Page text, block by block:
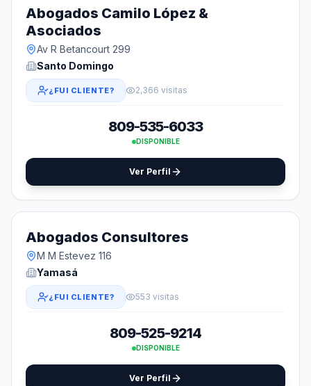
Abogados Camilo López &
Asociados
Av R Betancourt 299
Santo Domingo
¿FUI CLIENTE? 2,366 visitas
809-535-6033
DISPONIBLE
Ver Perfil
Abogados Consultores
M M Estevez 116
Yamasá
¿FUI CLIENTE? 553 visitas
809-525-9214
DISPONIBLE
Ver Perfil